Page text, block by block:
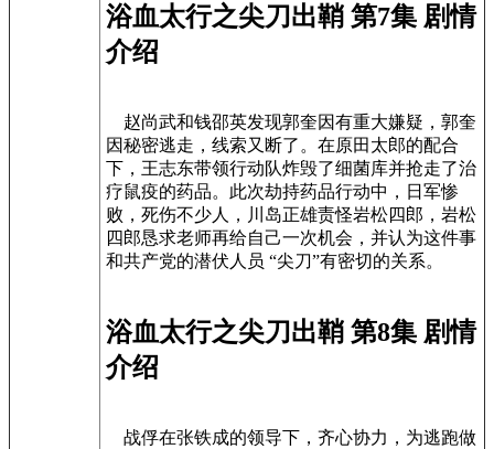
浴血太行之尖刀出鞘 第7集 剧情
介绍
赵尚武和钱邵英发现郭奎因有重大嫌疑，郭奎
因秘密逃走，线索又断了。在原田太郎的配合
下，王志东带领行动队炸毁了细菌库并抢走了治
疗鼠疫的药品。此次劫持药品行动中，日军惨
败，死伤不少人，川岛正雄责怪岩松四郎，岩松
四郎恳求老师再给自己一次机会，并认为这件事
和共产党的潜伏人员 “尖刀”有密切的关系。
浴血太行之尖刀出鞘 第8集 剧情
介绍
战俘在张铁成的领导下，齐心协力，为逃跑做